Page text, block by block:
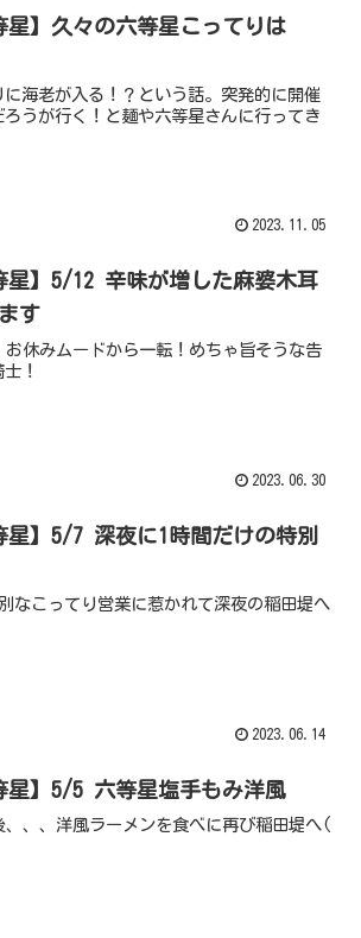
星】久々の六等星こってりは
海老が入る！？という話。突発的に開催
うが行く！と麺や六等星さんに行ってき
2023.11.05
星】5/12 辛味が増した麻婆木耳
す
お休みムードから一転！めちゃ旨そうな告
！
2023.06.30
星】5/7 深夜に1時間だけの特別
なこってり営業に惹かれて深夜の稲田堤へ
2023.06.14
星】5/5 六等星塩手もみ洋風
、、、洋風ラーメンを食べに再び稲田堤へ(